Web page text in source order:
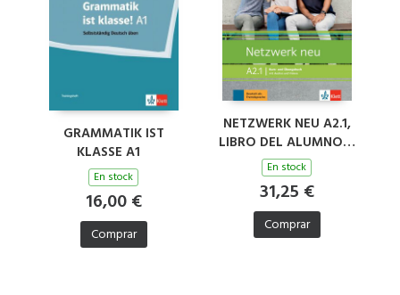
GRAMMATIK IST
KLASSE A1
En stock
16,00 €
Comprar
NETZWERK NEU A2.1,
LIBRO DEL ALUMNO Y
DE EJERCICIOS
EDICION HIBRIDA
ALLANGO
En stock
31,25 €
Comprar